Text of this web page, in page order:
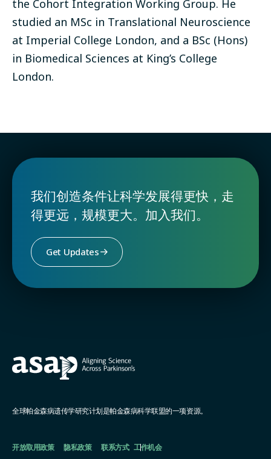
the Cohort Integration Working Group. He
studied an MSc in Translational Neuroscience
at Imperial College London, and a BSc (Hons)
in Biomedical Sciences at King’s College
London.
我们创造条件让科学发展得更快，走
得更远，规模更大。加入我们。
Get Updates
全球帕金森病遗传学研究计划是帕金森病科学联盟的一项资源。
开放取用政策 隐私政策 联系方式 工作机会